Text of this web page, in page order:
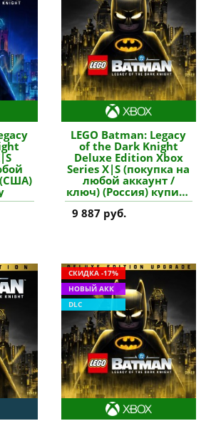
LEGO Batman: Legacy
of the Dark Knight
Deluxe Edition Xbox
Series X|S (покупка на
любой аккаунт /
ключ) (Россия) купить
игру
9 887 руб.
СКИДКА -17%
НОВЫЙ АКК
DLC